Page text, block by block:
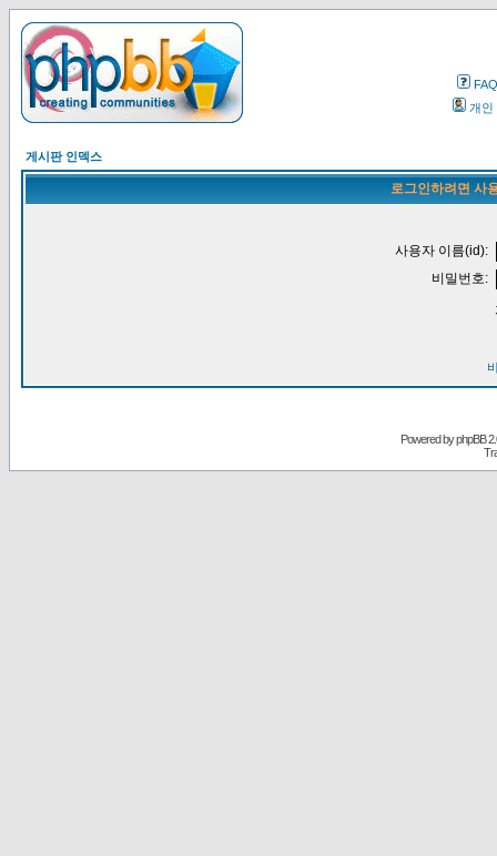
FAQ
개인
게시판 인덱스
로그인하려면 사
사용자 이름(id):
비밀번호:
Powered byphpBB